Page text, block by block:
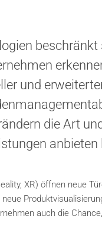
und
die Art
anbieten
XR) öffnen neue
auch die